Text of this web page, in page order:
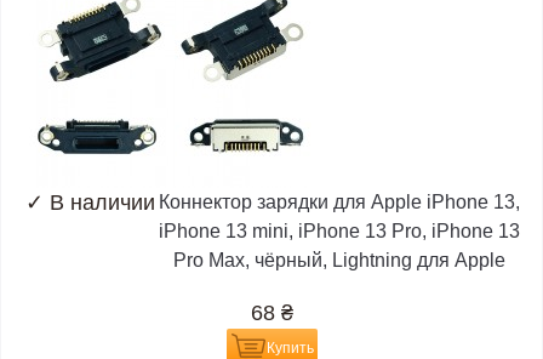
✓ В наличии Коннектор зарядки для Apple iPhone 13,
iPhone 13 mini, iPhone 13 Pro, iPhone 13
Pro Max, чёрный, Lightning для Apple
68 ₴
Купить